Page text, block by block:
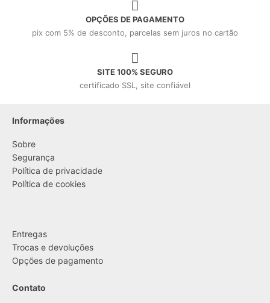
OPÇÕES DE PAGAMENTO
pix com 5% de desconto, parcelas sem juros no cartão
SITE 100% SEGURO
certificado SSL, site confiável
Informações
Sobre
Segurança
Política de privacidade
Política de cookies
Entregas
Trocas e devoluções
Opções de pagamento
Contato